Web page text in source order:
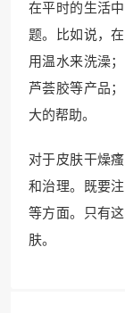
在平时的生活
题。比如说，
用温水来洗澡
芦荟胶等产品
大的帮助。
对于皮肤干燥
和治理。既要
等方面。只有
肤。